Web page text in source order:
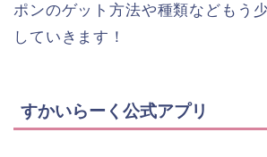
ポンのゲット方法や種類などもう
していきます！
すかいらーく公式アプリ